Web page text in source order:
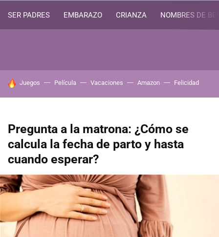
SER PADRES EMBARAZO CRIANZA NOMBRES DE
HOY SE HABLA DE
Juegos Película Vacaciones Amazon Felicidad
Pregunta a la matrona: ¿Cómo se
calcula la fecha de parto y hasta
cuando esperar?